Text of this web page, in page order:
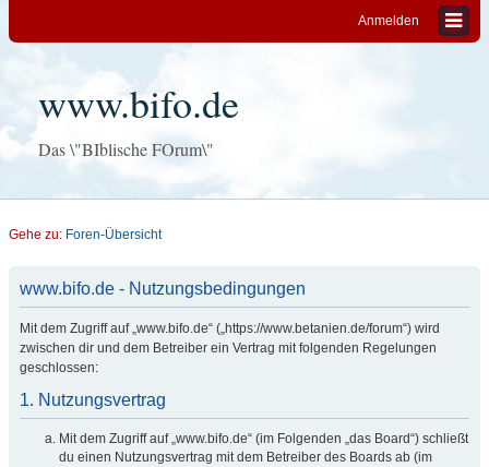
Anmelden
www.bifo.de
Das \"BIblische FOrum\"
Gehe zu: Foren-Übersicht
www.bifo.de - Nutzungsbedingungen
Mit dem Zugriff auf „www.bifo.de“ („https://www.betanien.de/forum“) wird
zwischen dir und dem Betreiber ein Vertrag mit folgenden Regelungen
geschlossen:
1. Nutzungsvertrag
Mit dem Zugriff auf „www.bifo.de“ (im Folgenden „das Board“) schließt
du einen Nutzungsvertrag mit dem Betreiber des Boards ab (im